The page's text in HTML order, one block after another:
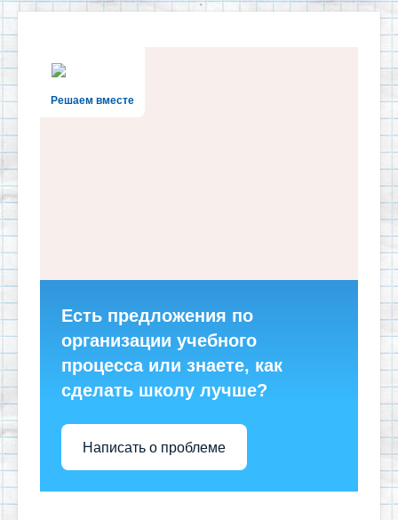
Решаем вместе
Есть предложения по
организации учебного
процесса или знаете, как
сделать школу лучше?
Написать о проблеме